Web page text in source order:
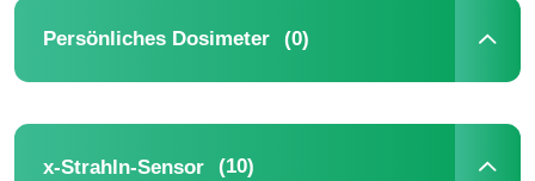
Persönliches Dosimeter (0)
x-Strahln-Sensor (10)